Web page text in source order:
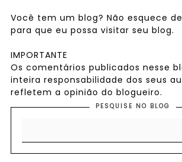
Você tem um blog? Não esquece
para que eu possa visitar seu blog.
IMPORTANTE
Os comentários publicados nesse
inteira responsabilidade dos seus
refletem a opinião do blogueiro.
PESQUISE NO BLOG